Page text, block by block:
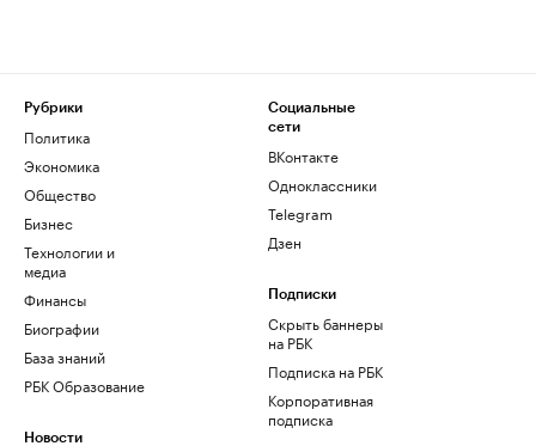
Рубрики
Политика
Экономика
Общество
Бизнес
Технологии и
медиа
Финансы
Биографии
База знаний
РБК Образование
Новости
Социальные
сети
ВКонтакте
Одноклассники
Telegram
Дзен
Подписки
Скрыть баннеры
на РБК
Подписка на РБК
Корпоративная
подписка